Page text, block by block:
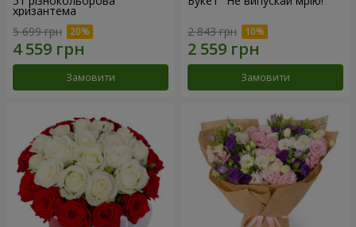
хризантема
5 699 грн
Замовити
2 843 грн
Замовити